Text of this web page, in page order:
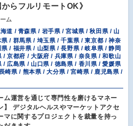
らフルリモートOK》
ム
道 / 青森県 / 岩手県 / 宮城県 / 秋田県 / 山
/ 群馬県 / 埼玉県 / 千葉県 / 東京都 / 神奈
/ 福井県 / 山梨県 / 長野県 / 岐阜県 / 静岡
/ 京都府 / 大阪府 / 兵庫県 / 奈良県 / 和歌山
/ 広島県 / 山口県 / 徳島県 / 香川県 / 愛媛県
崎県 / 熊本県 / 大分県 / 宮崎県 / 鹿児島県 /
ム運営を通じて専門性を磨けるマネー
】 デジタルヘルスやマーケットアクセ
マに関するプロジェクトを裁量を持っ